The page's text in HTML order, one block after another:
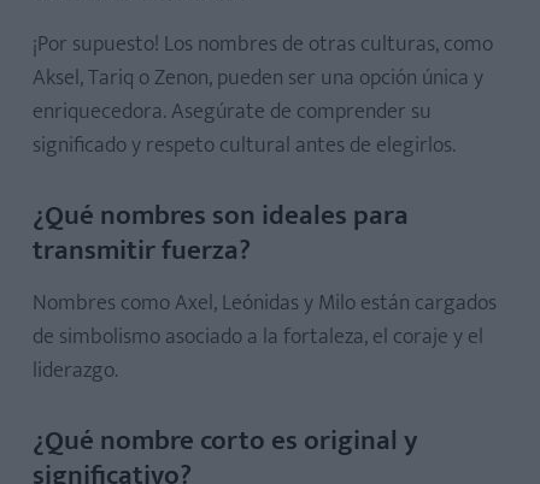
¡Por supuesto! Los nombres de otras culturas, como
Aksel, Tariq o Zenon, pueden ser una opción única y
enriquecedora. Asegúrate de comprender su
significado y respeto cultural antes de elegirlos.
¿Qué nombres son ideales para
transmitir fuerza?
Nombres como Axel, Leónidas y Milo están cargados
de simbolismo asociado a la fortaleza, el coraje y el
liderazgo.
¿Qué nombre corto es original y